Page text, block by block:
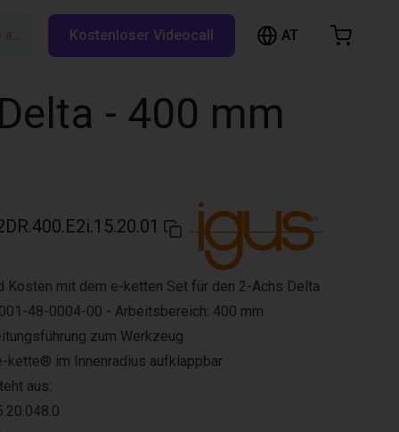
Kostenloser Videocall AT
- 400 mm
Kosten mit dem e-ketten Set für den 2-Achs Delta
48-0004-00 - Arbeitsbereich: 400 mm
zum Werkzeug
kette® im Innenradius aufklappbar
aus:
Im Shop stöbern